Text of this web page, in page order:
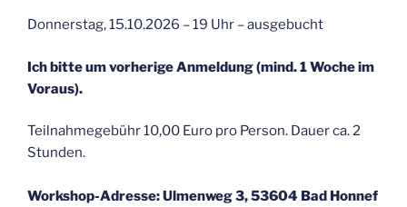
Donnerstag, 15.10.2026 – 19 Uhr – ausgebucht
Ich bitte um vorherige Anmeldung (mind. 1 Woche im
Voraus).
Teilnahmegebühr 10,00 Euro pro Person. Dauer ca. 2
Stunden.
Workshop-Adresse: Ulmenweg 3, 53604 Bad Honnef